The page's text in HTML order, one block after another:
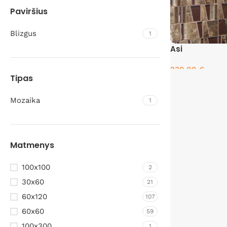
Paviršius
Blizgus 1
Tipas
Mozaika 1
Matmenys
100x100 2
30x60 21
60x120 107
60x60 59
Asi
230.00 €